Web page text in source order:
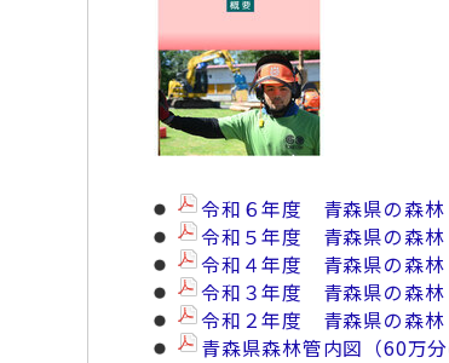
令和６年度 青森県の森林
令和５年度 青森県の森林
令和４年度 青森県の森林
令和３年度 青森県の森林
令和２年度 青森県の森林
青森県森林管内図（60万分